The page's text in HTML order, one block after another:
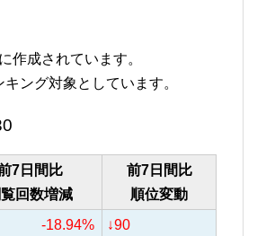
作成されています。
ング対象としています。
7日間比
回数増減
前7日間比
順位変動
-18.94%
↓90